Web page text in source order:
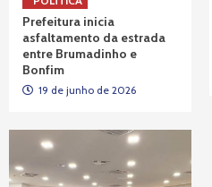
Prefeitura inicia
asfaltamento da estrada
entre Brumadinho e
Bonfim
19 de junho de 2026